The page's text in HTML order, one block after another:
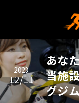
あな
当施
グジ
2023
12/11